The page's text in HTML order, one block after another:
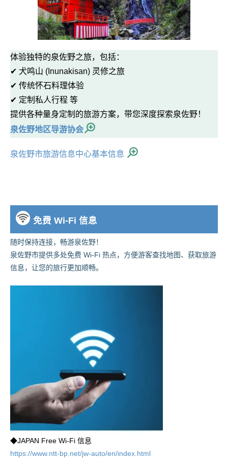
体验独特的泉佐野之旅，包括：
✔ 犬鸣山 (Inunakisan) 灵修之旅
✔ 传统怀石料理体验
✔ 定制私人行程 等
提供各种量身定制的旅游方案，带您深度探索泉佐野！
泉佐野地区导游协会
泉佐野市旅游信息中心基本信息
免费 Wi-Fi 信息
随时保持连接，畅游泉佐野！
泉佐野市提供多处免费 Wi-Fi 热点，方便游客查找地图、获取旅游
信息，让您的旅行更加顺畅。
◆JAPAN Free Wi-Fi 信息
https://www.ntt-bp.net/jw-auto/en/index.html